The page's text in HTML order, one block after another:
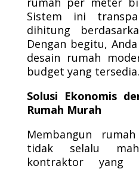
Sistem ini
dihitung
Dengan begitu,
desain rumah
budget yang tersedia.
Solusi Ekonomis
Rumah Murah
Membangun
tidak selalu
kontraktor yang